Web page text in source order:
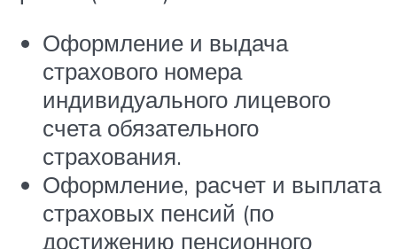
Оформление и выдача
страхового номера
индивидуального лицевого
счета обязательного
страхования.
Оформление, расчет и выплата
страховых пенсий (по
достижению пенсионного